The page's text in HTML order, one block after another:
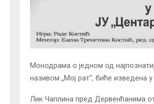
Монодрама о једном од
називом „Мој рат“, биће изведена
Лик Чаплина пред Дервенћанима